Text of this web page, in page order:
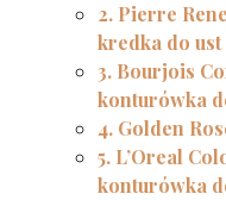
2. Pierre
kredka do ust
3. Bourjois
konturówka
4. Golden
5. L’Oreal
konturówka